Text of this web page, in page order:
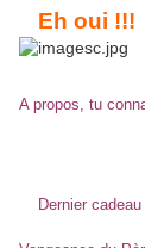
Eh oui !!!
A propos, tu
Dernier